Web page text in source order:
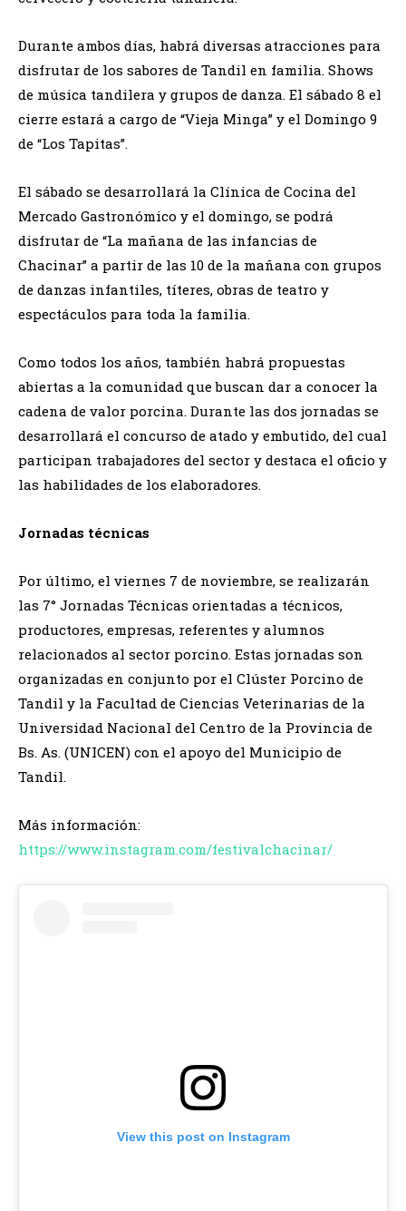
Durante ambos días, habrá diversas atracciones para
disfrutar de los sabores de Tandil en familia. Shows
de música tandilera y grupos de danza. El sábado 8 el
cierre estará a cargo de “Vieja Minga” y el Domingo 9
de “Los Tapitas”.
El sábado se desarrollará la Clínica de Cocina del
Mercado Gastronómico y el domingo, se podrá
disfrutar de “La mañana de las infancias de
Chacinar” a partir de las 10 de la mañana con grupos
de danzas infantiles, títeres, obras de teatro y
espectáculos para toda la familia.
Como todos los años, también habrá propuestas
abiertas a la comunidad que buscan dar a conocer la
cadena de valor porcina. Durante las dos jornadas se
desarrollará el concurso de atado y embutido, del cual
participan trabajadores del sector y destaca el oficio y
las habilidades de los elaboradores.
Jornadas técnicas
Por último, el viernes 7 de noviembre, se realizarán
las 7° Jornadas Técnicas orientadas a técnicos,
productores, empresas, referentes y alumnos
relacionados al sector porcino. Estas jornadas son
organizadas en conjunto por el Clúster Porcino de
Tandil y la Facultad de Ciencias Veterinarias de la
Universidad Nacional del Centro de la Provincia de
Bs. As. (UNICEN) con el apoyo del Municipio de
Tandil.
Más información:
https://www.instagram.com/festivalchacinar/
View this post on Instagram